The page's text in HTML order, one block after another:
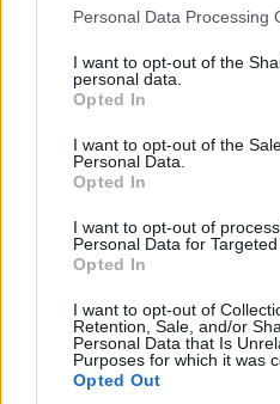
Please note that this website/
not limited to your visit or
grant or deny consent to
use your data for below
consent section.
Personal Data Processing
I want to opt-out of the
personal data.
Opted In
I want to opt-out of the
Personal Data.
Opted In
I want to opt-out of
Personal Data for Targeted
Opted In
I want to opt-out of
Retention, Sale, and/or
Personal Data that Is
Purposes for which it was
Opted Out